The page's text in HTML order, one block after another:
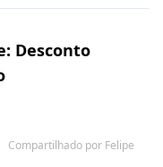
Desconto
Compartilhado por Felipe